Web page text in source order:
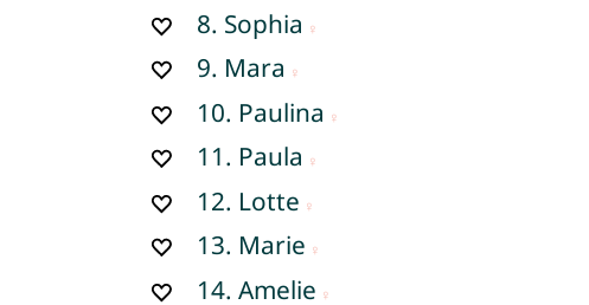
8. Sophia
9. Mara
10. Paulina
11. Paula
12. Lotte
13. Marie
14.Amelie